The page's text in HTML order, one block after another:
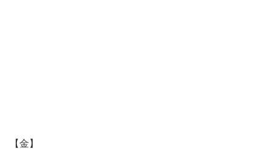
【金】